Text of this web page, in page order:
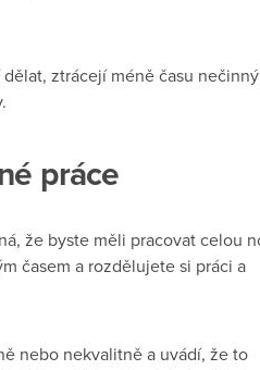
ztrácejí méně času
práce
že byste měli pracovat celou
časem a rozdělujete si práci a
nebo nekvalitně a uvádí, že to